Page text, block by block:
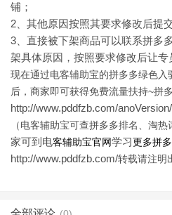
铺；
2 、其他原因按照其要求修改后提
3 、直接被下架商品可以联系拼多
架具体原因，按照要求修改后让专
现在通过电客辅助宝的拼多多绿色
后，商家即可获得免费流量扶持~拼
http://www.pddfzb.com/
（电客辅助宝可查拼多多排名、淘热
家可到电客辅助宝官网学习更多拼
http://www.pddfzb.com/转载请注明